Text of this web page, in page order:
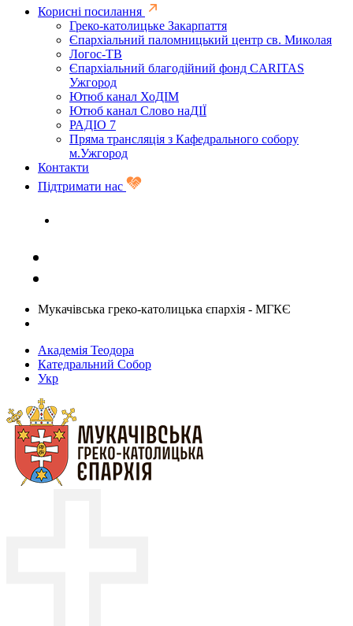
Корисні посилання
Греко-католицьке Закарпаття
Єпархіальний паломницький центр св. Миколая
Логос-ТВ
Єпархіальний благодійний фонд CARITAS
Ужгород
Ютюб канал ХоДІМ
Ютюб канал Слово наДІЇ
РАДІО 7
Пряма трансляція з Кафедрального собору
м.Ужгород
Контакти
Підтримати нас
Мукачівська греко-католицька єпархія - МГКЄ
Академія Теодора
Катедральний Собор
Укр